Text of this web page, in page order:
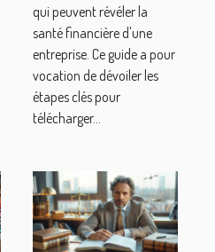
qui peuvent révéler la
santé financière d'une
entreprise. Ce guide a pour
vocation de dévoiler les
étapes clés pour
télécharger...